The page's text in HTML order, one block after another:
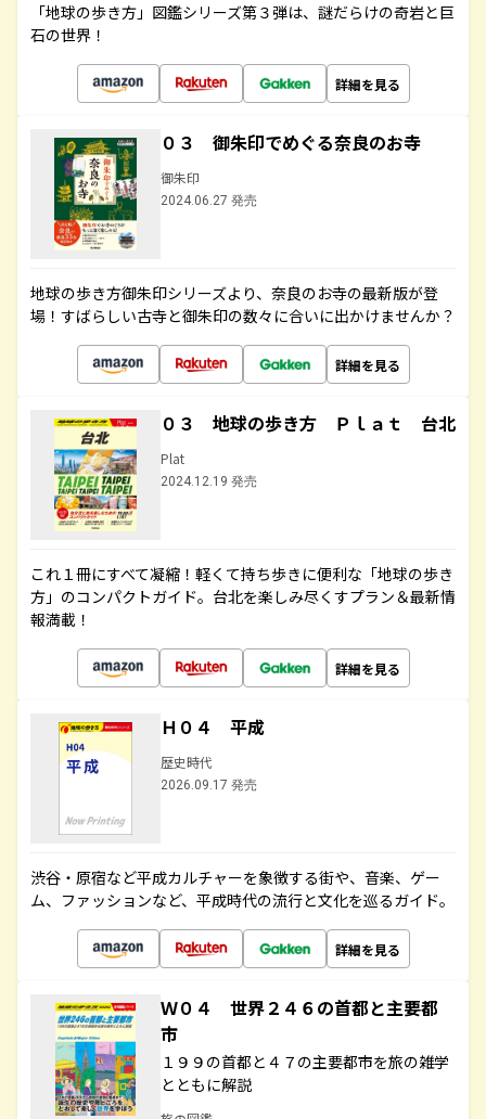
「地球の歩き方」図鑑シリーズ第３弾は、謎だらけの奇岩と巨
石の世界！
詳細を見る
０３ 御朱印でめぐる奈良のお寺
御朱印
2024.06.27 発売
地球の歩き方御朱印シリーズより、奈良のお寺の最新版が登
場！すばらしい古寺と御朱印の数々に合いに出かけませんか？
詳細を見る
０３ 地球の歩き方 Ｐｌａｔ 台北
Plat
2024.12.19 発売
これ１冊にすべて凝縮！軽くて持ち歩きに便利な「地球の歩き
方」のコンパクトガイド。台北を楽しみ尽くすプラン＆最新情
報満載！
詳細を見る
Ｈ０４ 平成
歴史時代
2026.09.17 発売
渋谷・原宿など平成カルチャーを象徴する街や、音楽、ゲー
ム、ファッションなど、平成時代の流行と文化を巡るガイド。
詳細を見る
Ｗ０４ 世界２４６の首都と主要都
市
１９９の首都と４７の主要都市を旅の雑学
とともに解説